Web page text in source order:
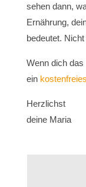
sehen dann,
Ernährung,
bedeutet.
Wenn dich
ein
Herzlichst
deine Maria